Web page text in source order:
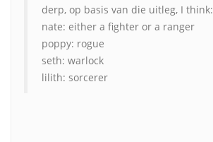
derp, op basis van die uitleg, I think:
nate: either a fighter or a ranger
poppy: rogue
seth: warlock
lilith: sorcerer